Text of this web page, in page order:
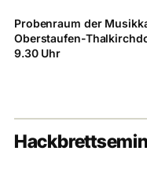
Probenraum der
Oberstaufen-​
9.30 Uhr